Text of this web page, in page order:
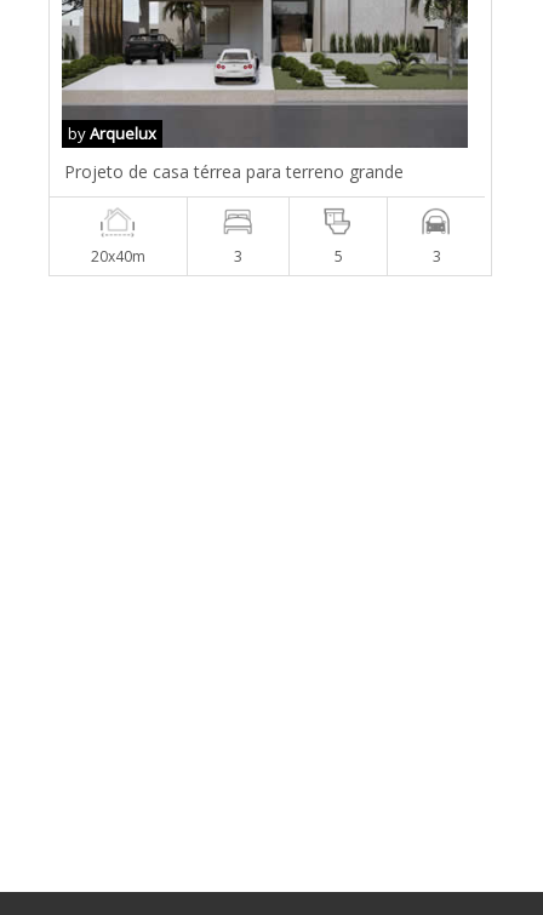
byArquelux
Projeto de casa térrea para terreno grande
20x40m 3 5 3